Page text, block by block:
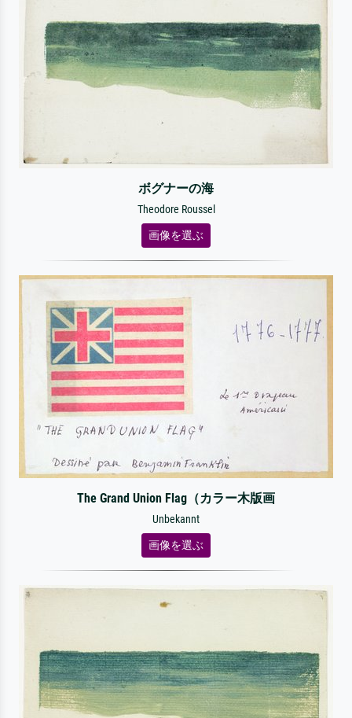
ボグナーの海
Theodore Roussel
画像を選ぶ
The Grand Union Flag（カラー木版画
Unbekannt
画像を選ぶ